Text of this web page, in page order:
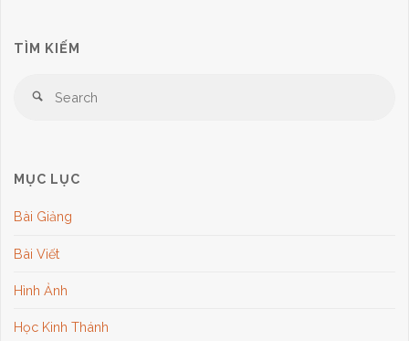
TÌM KIẾM
Search
MỤC LỤC
Bài Giảng
Bài Viết
Hình Ảnh
Học Kinh Thánh